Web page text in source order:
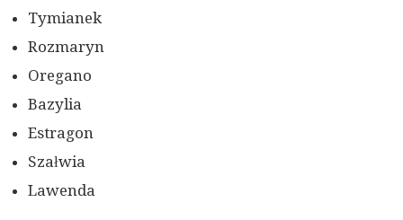
Tymianek
Rozmaryn
Oregano
Bazylia
Estragon
Szałwia
Lawenda